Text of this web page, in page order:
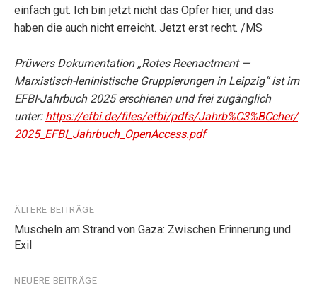
einfach gut. Ich bin jetzt nicht das Opfer hier, und das
haben die auch nicht erreicht. Jetzt erst recht. /MS
Prüwers Dokumentation „Rotes Reenactment —
Marxistisch-leninistische Gruppierungen in Leipzig“ ist im
EFBI-Jahrbuch 2025 erschienen und frei zugänglich
unter: https://efbi.de/files/efbi/pdfs/Jahrb%C3%BCcher/
2025_EFBI_Jahrbuch_OpenAccess.pdf
Beitragsnavigation
ÄLTERE BEITRÄGE
Muscheln am Strand von Gaza: Zwischen Erinnerung und
Exil
NEUERE BEITRÄGE